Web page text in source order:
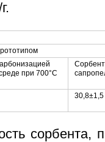
при 700°C
30,8±1,5
сорбента,